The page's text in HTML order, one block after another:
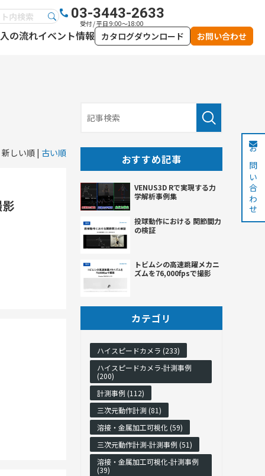
03-3443-2633
受付 / 平日 9:00～18:00
の流れイベント情報 カタログダウンロード お問い合わせ
新しい順 | 古い順 おすすめ記事
VENUS3D Rで実現する力
学解析事例集
投球動作における 関節間力
の検証
トビムシの高速跳躍メカニ
ズムを76,000fpsで撮影
カテゴリ
ハイスピードカメラ (233)
ハイスピードカメラ-計測事例
(200)
計測事例 (112)
三次元動作計測 (81)
溶接・金属加工可視化 (59)
三次元動作計測-計測事例 (51)
溶接・金属加工可視化-計測事例
(39)
お問い合わせ